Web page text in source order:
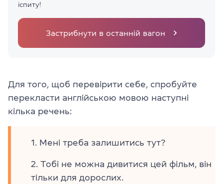
іспиту!
Застрибнути в останній вагон
Для того, щоб перевірити себе, спробуйте
перекласти англійською мовою наступні
кілька речень:
Мені треба залишитись тут?
Тобі не можна дивитися цей фільм, він
тільки для дорослих.